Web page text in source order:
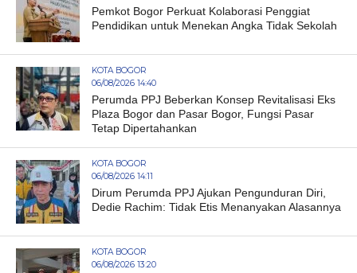
Pemkot Bogor Perkuat Kolaborasi Penggiat
Pendidikan untuk Menekan Angka Tidak Sekolah
KOTA BOGOR
06/08/2026 14:40
Perumda PPJ Beberkan Konsep Revitalisasi Eks
Plaza Bogor dan Pasar Bogor, Fungsi Pasar
Tetap Dipertahankan
KOTA BOGOR
06/08/2026 14:11
Dirum Perumda PPJ Ajukan Pengunduran Diri,
Dedie Rachim: Tidak Etis Menanyakan Alasannya
KOTA BOGOR
06/08/2026 13:20